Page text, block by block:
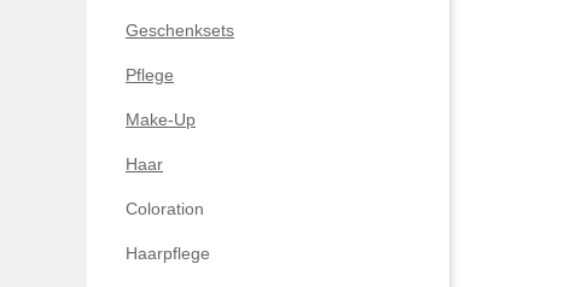
Geschenksets
Pflege
Make-Up
Haar
Coloration
Haarpflege